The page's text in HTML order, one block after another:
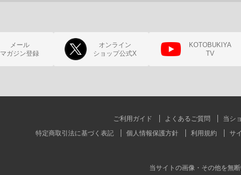
メール
マガジン登録
オンライン
ショップ公式X
KOTOBUKIYA
TV
ご利用ガイド よくあるご質問 当シ
特定商取引法に基づく表記
個人情報保護方針 利用規約 サ
当サイトの画像・その他を無